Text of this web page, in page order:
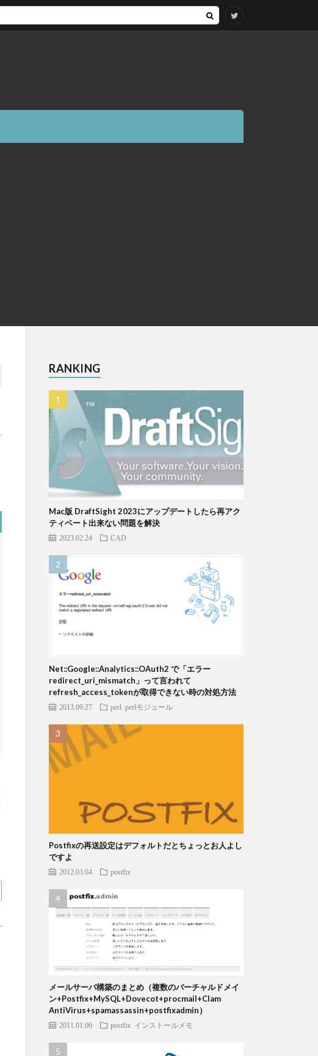
RANKING
Mac版 DraftSight 2023にアップデートしたら再アク
ティベート出来ない問題を解決
2023.02.24 CAD
Net::Google::Analytics::OAuth2 で「エラー
redirect_uri_mismatch」って言われて
refresh_access_tokenが取得できない時の対処方法
2013.09.27 perl perlモジュール
Postfixの再送設定はデフォルトだとちょっとお人よし
ですよ
2012.03.04 postfix
メールサーバ構築のまとめ（複数のバーチャルドメイ
ン+Postfix+MySQL+Dovecot+procmail+Clam
AntiVirus+spamassassin+postfixadmin）
2011.01.06 postfix インストールメモ